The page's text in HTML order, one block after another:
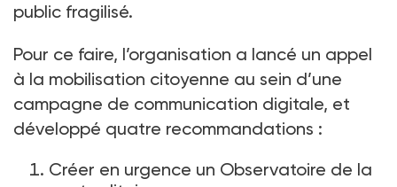
public fragilisé.
Pour ce faire, l’organisation a lancé un appel
à la mobilisation citoyenne au sein d’une
campagne de communication digitale, et
développé quatre recommandations :
Créer en urgence un Observatoire de la